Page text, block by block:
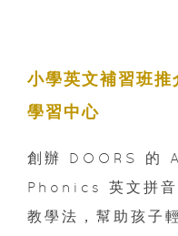
小學英文補習班
學習中心
創辦 DOORS 的
Phonics 英文拼音
教學法，幫助孩子